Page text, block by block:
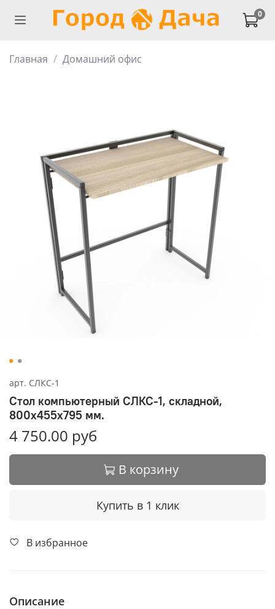
0
Главная Домашний офис
арт. СЛКС-1
Стол компьютерный СЛКС-1, складной,
800х455х795 мм.
4 750.00 руб
В корзину
Купить в 1 клик
В избранное
Описание